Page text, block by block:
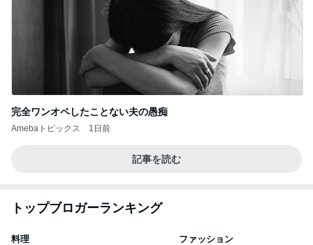
完全ワンオペしたことない夫の愚痴
Amebaトピックス 1日前
記事を読む
トップブロガーランキング
料理 ファッション